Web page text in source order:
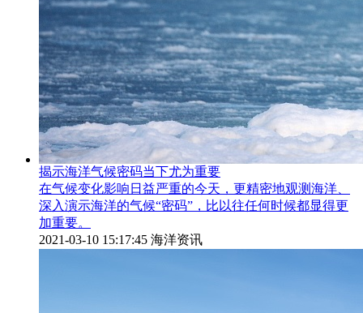
揭示海洋气候密码当下尤为重要
在气候变化影响日益严重的今天，更精密地观测海洋、
深入演示海洋的气候“密码”，比以往任何时候都显得更
加重要。
2021-03-10 15:17:45 海洋资讯